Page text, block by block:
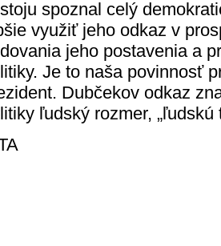
spoznal celý
využiť jeho odkaz v
jeho postavenia a
Je to naša povinnosť
Dubčekov odkaz
ľudský rozmer,